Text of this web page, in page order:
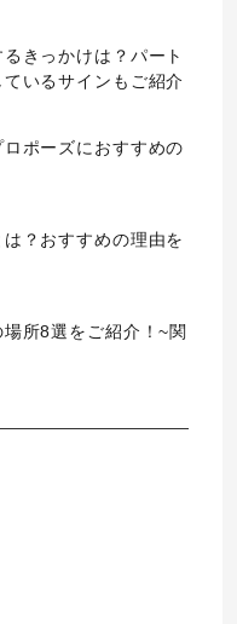
きっかけは？パート
いるサインもご紹介
ポーズにおすすめの
？おすすめの理由を
所8選をご紹介！~関